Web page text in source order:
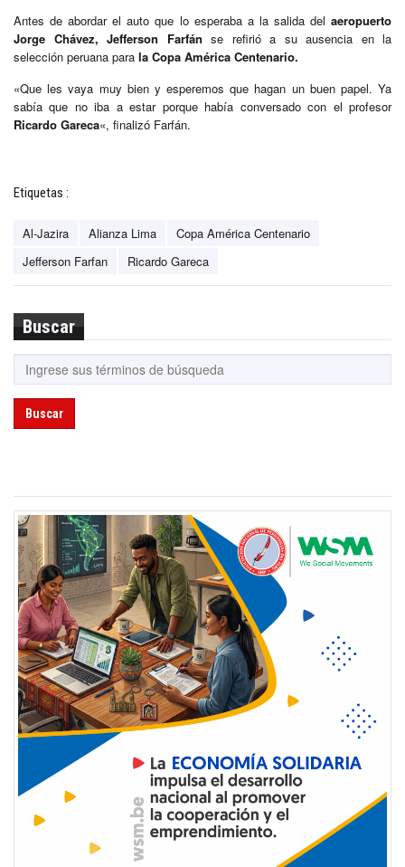
Antes de abordar el auto que lo esperaba a la salida del aeropuerto
Jorge Chávez, Jefferson Farfán se refirió a su ausencia en la
selección peruana para la Copa América Centenario.
«Que les vaya muy bien y esperemos que hagan un buen papel. Ya
sabía que no iba a estar porque había conversado con el profesor
Ricardo Gareca«, finalizó Farfán.
Etiquetas :
Al-Jazira Alianza Lima
Copa América Centenario
Jefferson Farfan
Ricardo Gareca
Buscar
Buscar